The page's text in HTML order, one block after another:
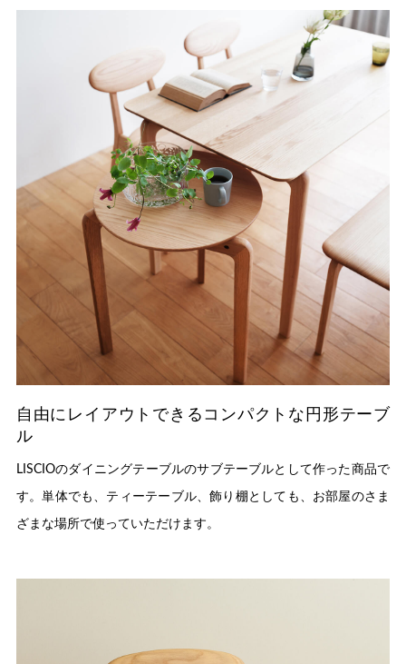
自由にレイアウトできるコンパクトな円形テーブ
ル
LISCIOのダイニングテーブルのサブテーブルとして作った商品で
す。単体でも、ティーテーブル、飾り棚としても、お部屋のさま
ざまな場所で使っていただけます。